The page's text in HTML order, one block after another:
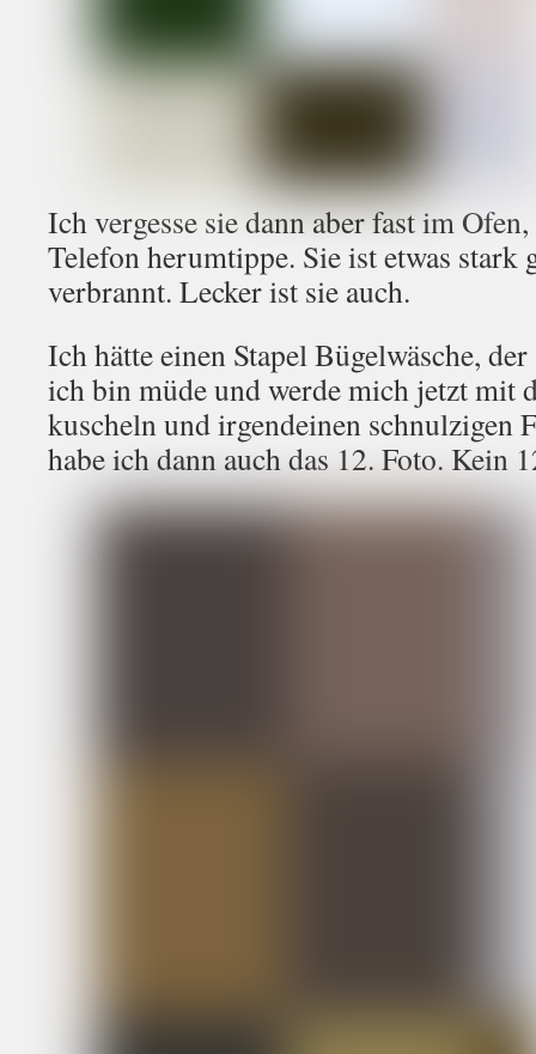
Ich vergesse sie dann aber fast im
Telefon herumtippe. Sie ist etwas stark
verbrannt. Lecker ist sie auch.
Ich hätte einen Stapel Bügelwäsche,
ich bin müde und werde mich jetzt mit
kuscheln und irgendeinen schnulzigen
habe ich dann auch das 12. Foto. Kein